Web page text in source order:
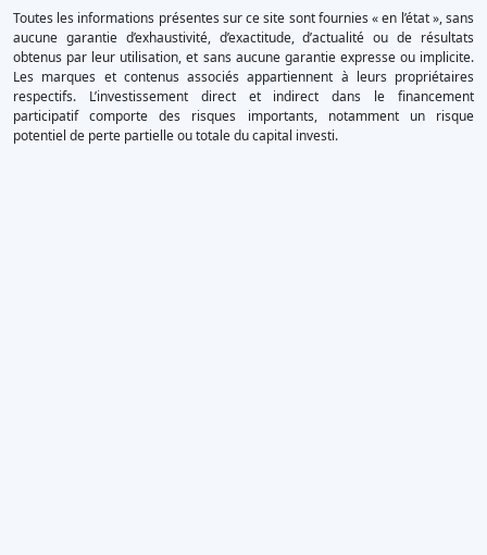
Toutes les informations présentes sur ce site sont fournies « en l’état », sans
aucune garantie d’exhaustivité, d’exactitude, d’actualité ou de résultats
obtenus par leur utilisation, et sans aucune garantie expresse ou implicite.
Les marques et contenus associés appartiennent à leurs propriétaires
respectifs. L’investissement direct et indirect dans le financement
participatif comporte des risques importants, notamment un risque
potentiel de perte partielle ou totale du capital investi.